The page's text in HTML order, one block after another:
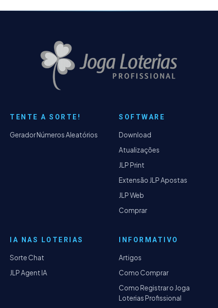
TENTE A SORTE!
Gerador Números Aleatórios
SOFTWARE
Download
Atualizações
JLP Print
Extensão JLP Apostas
JLP Web
Comprar
IA NAS LOTERIAS
Sorte Chat
JLP Agent IA
INFORMATIVO
Artigos
Como Comprar
Como Registrar o Joga
Loterias Profissional